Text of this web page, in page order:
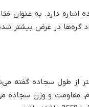
تعداد گره‌ها در عرض
از طول سجاده گفته
و وزن سجاده